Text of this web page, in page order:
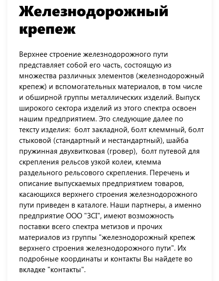
Железнодорожный
крепеж
Верхнее строение железнодорожного пути
представляет собой его часть, состоящую из
множества различных элементов (железнодорожный
крепеж) и вспомогательных материалов, в том числе
и обширной группы металлических изделий. Выпуск
широкого сектора изделий из этого спектра освоен
нашим предприятием. Это следующие далее по
тексту изделия: болт закладной, болт клеммный, болт
стыковой (стандартный и нестандартный), шайба
пружинная двухвитковая (гровер), болт путевой для
скрепления рельсов узкой колеи, клемма
раздельного рельсового скрепления. Перечень и
описание выпускаемых предприятием товаров,
касающихся верхнего строения железнодорожного
пути приведен в каталоге. Наши партнеры, а именно
предприятие ООО "ЗСІ", имеют возможность
поставки всего спектра метизов и прочих
материалов из группы "железнодорожный крепеж
верхнего строения железнодорожного пути". Их
подробные координаты и контакты Вы найдете во
вкладке "контакты".